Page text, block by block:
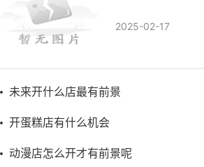
2025-02-17
未来开什么店最有前景
开蛋糕店有什么机会
动漫店怎么开才有前景呢